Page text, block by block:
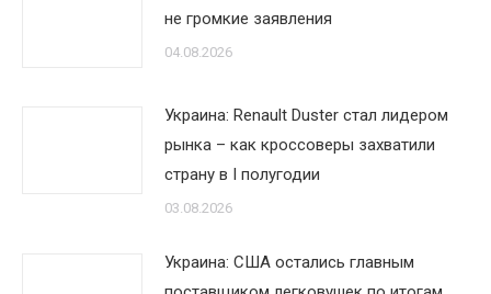
не громкие заявления
04.08.2026
Украина: Renault Duster стал лидером
рынка – как кроссоверы захватили
страну в I полугодии
03.08.2026
Украина: США остались главным